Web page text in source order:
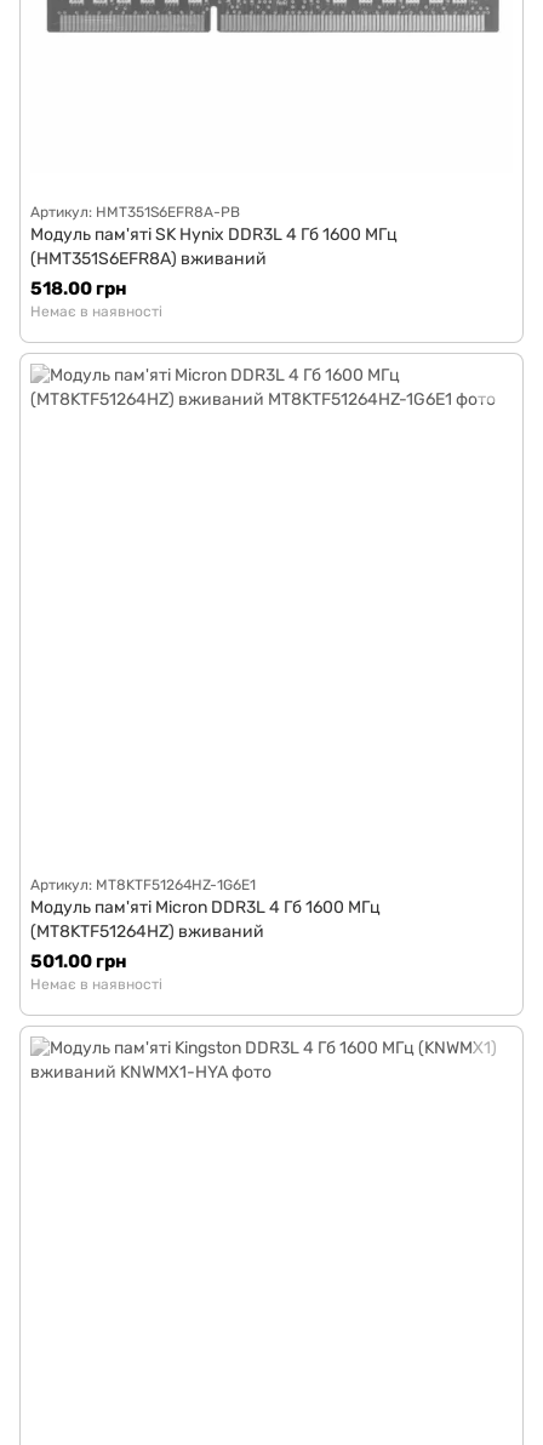
Артикул: HMT351S6EFR8A-PB
Модуль пам'яті SK Hynix DDR3L 4 Гб 1600 МГц
(HMT351S6EFR8A) вживаний
518.00 грн
Немає в наявності
Артикул: MT8KTF51264HZ-1G6E1
Модуль пам'яті Micron DDR3L 4 Гб 1600 МГц
(MT8KTF51264HZ) вживаний
501.00 грн
Немає в наявності